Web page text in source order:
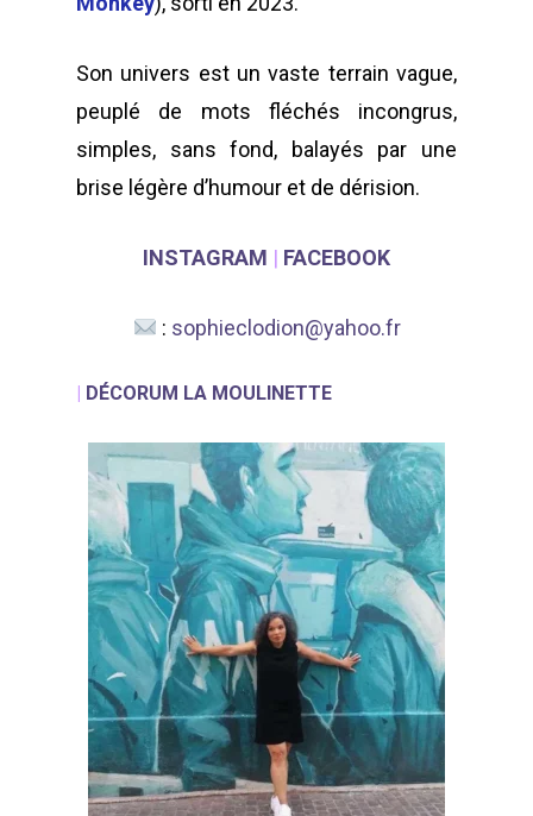
Son univers est un vaste terrain vague,
peuplé de mots fléchés incongrus,
simples, sans fond, balayés par une
brise légère d’humour et de dérision.
INSTAGRAM | FACEBOOK
: sophieclodion@yahoo.fr
DÉCORUM LA MOULINETTE
The Castle
Unit 345
2500 Castle Dr
Manhattan, NY
T:+216 (0)40 3629